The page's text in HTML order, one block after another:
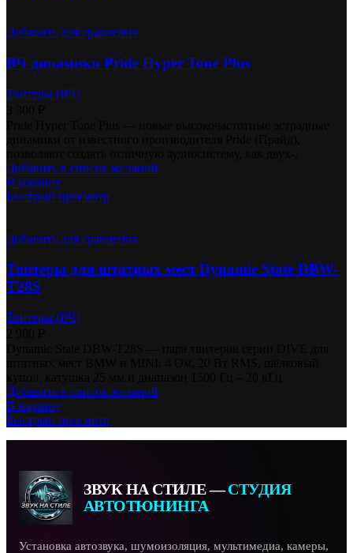
Добавить для сравнения
ВЧ динамики Pride Hyper Tone Plus
Твитеры (ВЧ)
Добавить в список желаний
В корзину
Быстрый просмотр
Добавить для сравнения
Твитеры для штатных мест Dynamic State DBW-
T28S
Твитеры (ВЧ)
Добавить в список желаний
В корзину
Быстрый просмотр
ЗВУК НА СТИЛЕ —СТУДИЯ
АВТОТЮНИНГА
Установка автозвука, шумоизоляция, мультимедиа, камеры,